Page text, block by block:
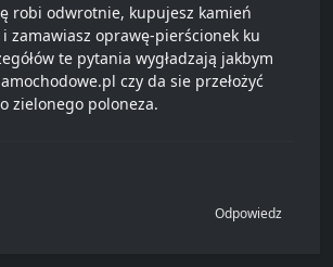
robi odwrotnie, kupujesz kamień
zamawiasz oprawę-pierścionek ku
te pytania wygładzają jakbym
czy da sie przełożyć
zielonego poloneza.
Odpowiedz